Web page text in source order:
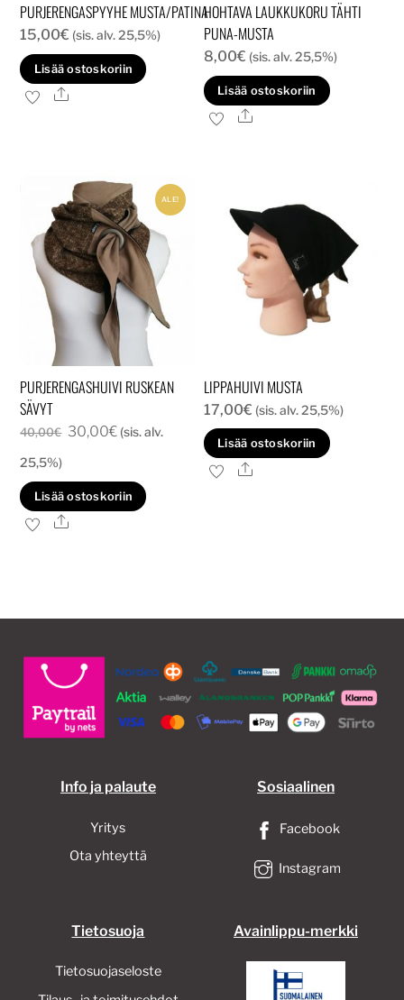
PURJERENGASPYYHE MUSTA/PATINA
15,00€ (sis. alv. 25,5%)
Lisää ostoskoriin
Ale
HOHTAVA LAUKKUKORU TÄHTI
PUNA-MUSTA
8,00€ (sis. alv. 25,5%)
Lisää ostoskoriin
Ale
ALE!
PURJERENGASHUIVI RUSKEAN
SÄVYT
40,00€ Alkuperäinen
oli:
40,00€.
30,00€Nykyinen
on:
30,00€.
(sis. alv.
25,5%)
Lisää ostoskoriin
Ale
LIPPAHUIVI MUSTA
17,00€ (sis. alv. 25,5%)
Lisää ostoskoriin
Ale
Info ja palaute
Yritys
Ota yhteyttä
Sosiaalinen
Facebook
Instagram
Tietosuoja
Tietosuojaseloste
Avainlippu-merkki